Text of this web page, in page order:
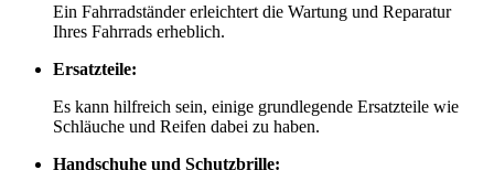
Ein Fahrradständer erleichtert die Wartung und Reparatur
Ihres Fahrrads erheblich.
Ersatzteile:
Es kann hilfreich sein, einige grundlegende Ersatzteile wie
Schläuche und Reifen dabei zu haben.
Handschuhe und Schutzbrille: